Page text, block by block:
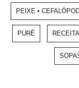
PEIXE •
PURÉ